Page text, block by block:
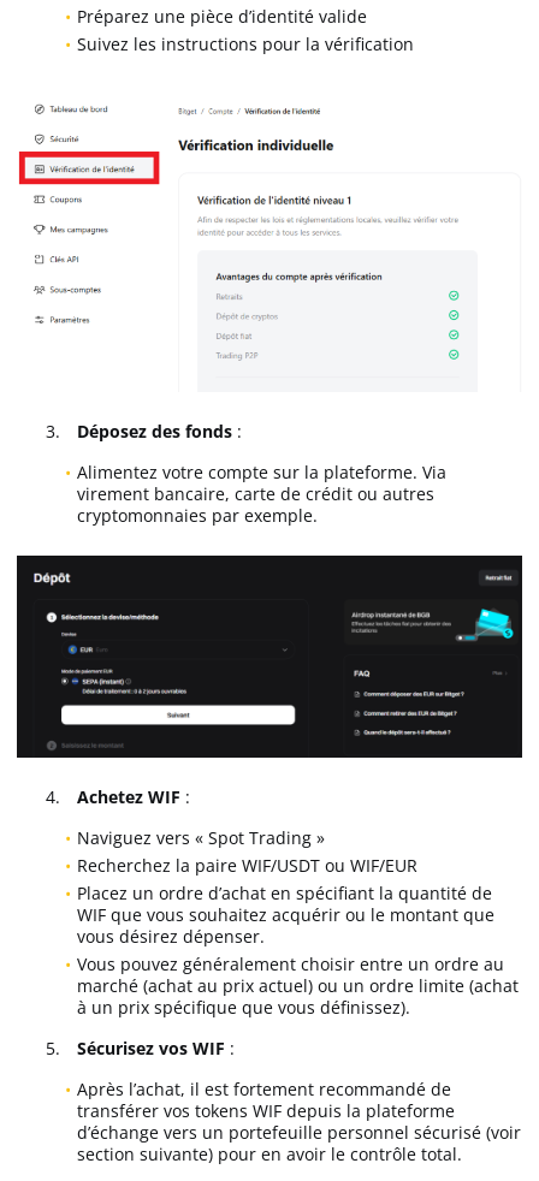
Préparez une pièce d’identité valide
Suivez les instructions pour la vérification
Déposez des fonds :
Alimentez votre compte sur la plateforme. Via
virement bancaire, carte de crédit ou autres
cryptomonnaies par exemple.
Achetez WIF :
Naviguez vers « Spot Trading »
Recherchez la paire WIF/USDT ou WIF/EUR
Placez un ordre d’achat en spécifiant la quantité de
WIF que vous souhaitez acquérir ou le montant que
vous désirez dépenser.
Vous pouvez généralement choisir entre un ordre au
marché (achat au prix actuel) ou un ordre limite (achat
à un prix spécifique que vous définissez).
Sécurisez vos WIF :
Après l’achat, il est fortement recommandé de
transférer vos tokens WIF depuis la plateforme
d’échange vers un portefeuille personnel sécurisé (voir
section suivante) pour en avoir le contrôle total.